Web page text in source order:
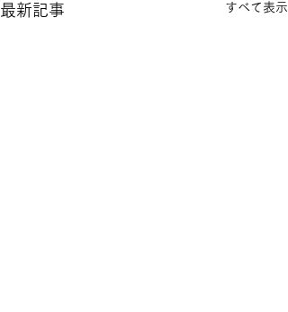
最新記事 すべて表示